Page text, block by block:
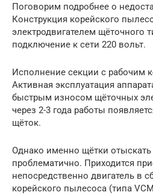
Поговорим подробнее о
Конструкция корейского
электродвигателем щёточного
подключение к сети 220 вольт.
Исполнение секции с рабочим
Активная эксплуатация
быстрым износом щёточных
через 2-3 года работы
щёток.
Однако именно щётки
проблематично. Приходится
непосредственно двигатель в
корейского пылесоса (типа